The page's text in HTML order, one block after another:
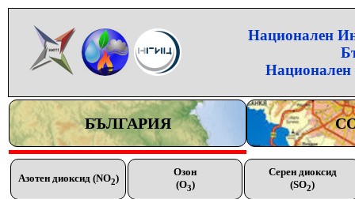
Национален
Национален
БЪЛГАРИЯ
Азотен диоксид (NO2)
Озон
(O3)
Серен диоксид
(SO2)